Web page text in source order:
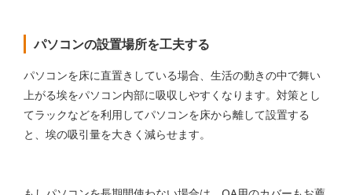
パソコンの設置場所を工夫する
パソコンを床に直置きしている場合、生活の動きの中で舞い
上がる埃をパソコン内部に吸収しやすくなります。対策とし
てラックなどを利用してパソコンを床から離して設置する
と、埃の吸引量を大きく減らせます。